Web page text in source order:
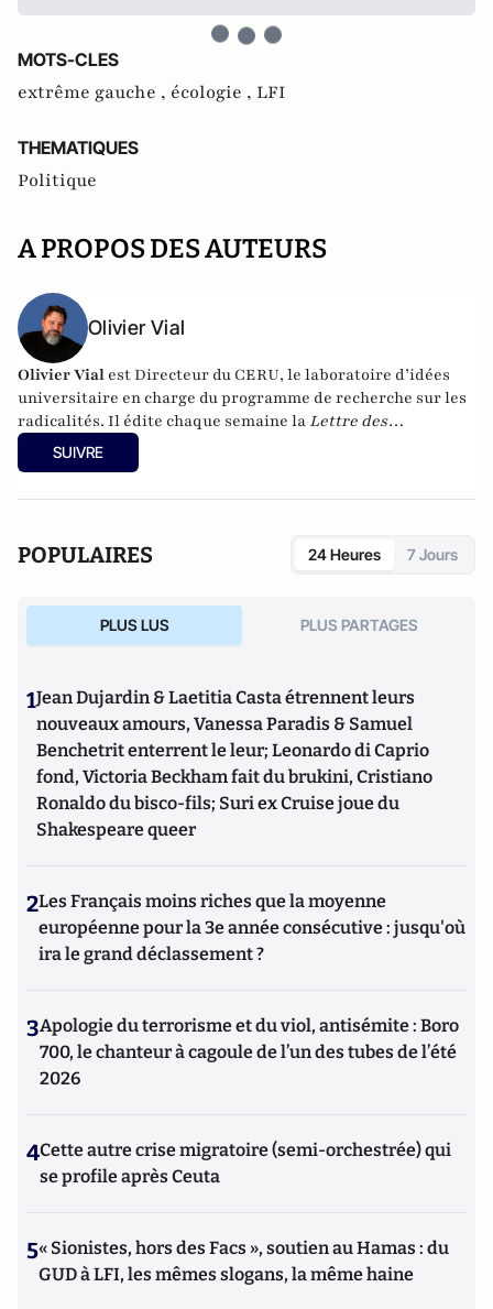
MOTS-CLES
extrême gauche , écologie , LFI
THEMATIQUES
Politique
A PROPOS DES AUTEURS
Olivier Vial
Olivier Vial est Directeur du CERU, le laboratoire d’idées
universitaire en charge du programme de recherche sur les
radicalités. Il édite chaque semaine la Lettre des
radicalités. Ses différentes publications sont visibles en
suivantce lien
SUIVRE
POPULAIRES 24 Heures 7 Jours
PLUS LUS PLUS PARTAGES
1Jean Dujardin & Laetitia Casta étrennent leurs
nouveaux amours, Vanessa Paradis & Samuel
Benchetrit enterrent le leur; Leonardo di Caprio
fond, Victoria Beckham fait du brukini, Cristiano
Ronaldo du bisco-fils; Suri ex Cruise joue du
Shakespeare queer
2Les Français moins riches que la moyenne
européenne pour la 3e année consécutive : jusqu'où
ira le grand déclassement ?
3Apologie du terrorisme et du viol, antisémite : Boro
700, le chanteur à cagoule de l’un des tubes de l’été
2026
4Cette autre crise migratoire (semi-orchestrée) qui
se profile après Ceuta
5« Sionistes, hors des Facs », soutien au Hamas : du
GUD à LFI, les mêmes slogans, la même haine